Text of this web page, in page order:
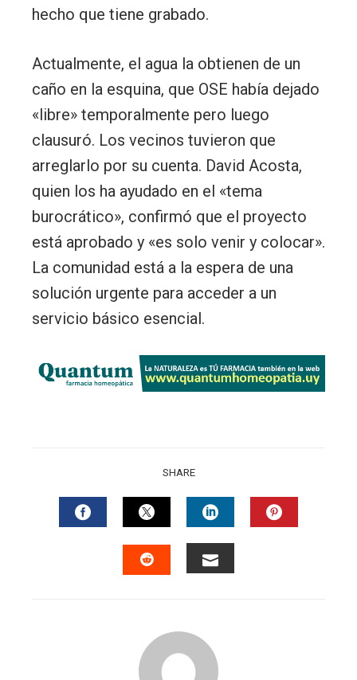
hecho que tiene grabado.
Actualmente, el agua la obtienen de un
caño en la esquina, que OSE había dejado
«libre» temporalmente pero luego
clausuró. Los vecinos tuvieron que
arreglarlo por su cuenta. David Acosta,
quien los ha ayudado en el «tema
burocrático», confirmó que el proyecto
está aprobado y «es solo venir y colocar».
La comunidad está a la espera de una
solución urgente para acceder a un
servicio básico esencial.
SHARE
FACEBOOKTWITTERLINKEDIN